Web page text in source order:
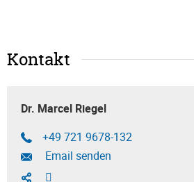
Kontakt
Dr. Marcel Riegel
+49 721 9678-132
Email senden